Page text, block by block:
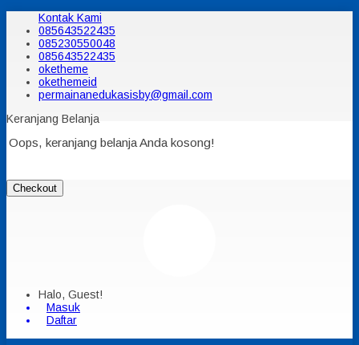
Kontak Kami
085643522435
085230550048
085643522435
oketheme
okethemeid
permainanedukasisby@gmail.com
Keranjang Belanja
Oops, keranjang belanja Anda kosong!
Checkout
Halo, Guest!
Masuk
Daftar